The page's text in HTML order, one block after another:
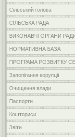
Сільський голова
СІЛЬСЬКА РАДА
ВИКОНАВЧІ ОРГАНИ
НОРМАТИВНА БАЗА
ПРОГРАМА РОЗВИТКУ
Запопігання корупції
Очищення влади
Паспорти
Кошториси
Звіти